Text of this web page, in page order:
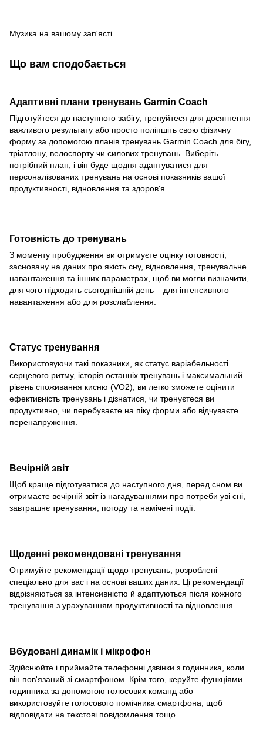
Музика на вашому зап'ясті
Що вам сподобається
Адаптивні плани тренувань Garmin Coach
Підготуйтеся до наступного забігу, тренуйтеся для досягнення
важливого результату або просто поліпшіть свою фізичну
форму за допомогою планів тренувань Garmin Coach для бігу,
тріатлону, велоспорту чи силових тренувань. Виберіть
потрібний план, і він буде щодня адаптуватися для
персоналізованих тренувань на основі показників вашої
продуктивності, відновлення та здоров'я.
Готовність до тренувань
З моменту пробудження ви отримуєте оцінку готовності,
засновану на даних про якість сну, відновлення, тренувальне
навантаження та інших параметрах, щоб ви могли визначити,
для чого підходить сьогоднішній день – для інтенсивного
навантаження або для розслаблення.
Статус тренування
Використовуючи такі показники, як статус варіабельності
серцевого ритму, історія останніх тренувань і максимальний
рівень споживання кисню (VO2), ви легко зможете оцінити
ефективність тренувань і дізнатися, чи тренуєтеся ви
продуктивно, чи перебуваєте на піку форми або відчуваєте
перенапруження.
Вечірній звіт
Щоб краще підготуватися до наступного дня, перед сном ви
отримаєте вечірній звіт із нагадуваннями про потреби уві сні,
завтрашнє тренування, погоду та намічені події.
Щоденні рекомендовані тренування
Отримуйте рекомендації щодо тренувань, розроблені
спеціально для вас і на основі ваших даних. Ці рекомендації
відрізняються за інтенсивністю й адаптуються після кожного
тренування з урахуванням продуктивності та відновлення.
Вбудовані динамік і мікрофон
Здійснюйте і приймайте телефонні дзвінки з годинника, коли
він пов'язаний зі смартфоном. Крім того, керуйте функціями
годинника за допомогою голосових команд або
використовуйте голосового помічника смартфона, щоб
відповідати на текстові повідомлення тощо.